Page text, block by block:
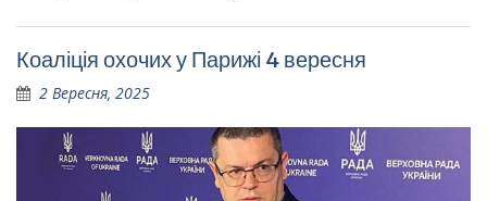
Коаліція охочих у Парижі 4 вересня
2 Вересня, 2025